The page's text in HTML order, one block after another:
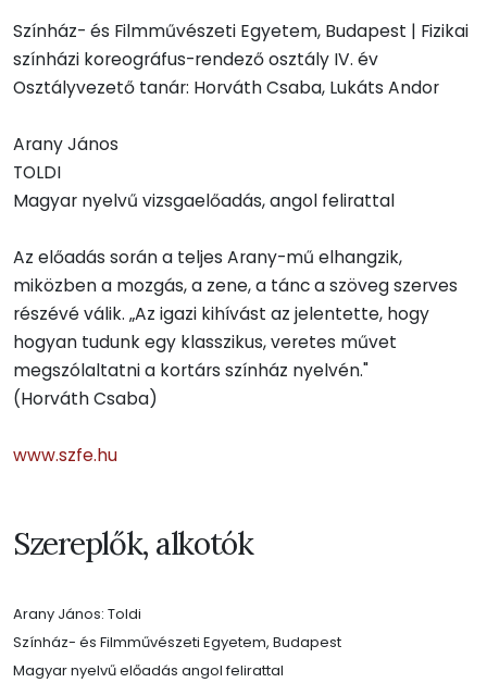
Színház- és Filmművészeti Egyetem, Budapest | Fizikai
színházi koreográfus-rendező osztály IV. év
Osztályvezető tanár: Horváth Csaba, Lukáts Andor
Arany János
TOLDI
Magyar nyelvű vizsgaelőadás, angol felirattal
Az előadás során a teljes Arany-mű elhangzik,
miközben a mozgás, a zene, a tánc a szöveg szerves
részévé válik. „Az igazi kihívást az jelentette, hogy
hogyan tudunk egy klasszikus, veretes művet
megszólaltatni a kortárs színház nyelvén."
(Horváth Csaba)
www.szfe.hu
Szereplők, alkotók
Arany János: Toldi
Színház- és Filmművészeti Egyetem, Budapest
Magyar nyelvű előadás angol felirattal